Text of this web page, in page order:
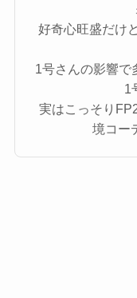
好奇心旺盛だけ
1号さんの影響で
1
実はこっそり
境コー